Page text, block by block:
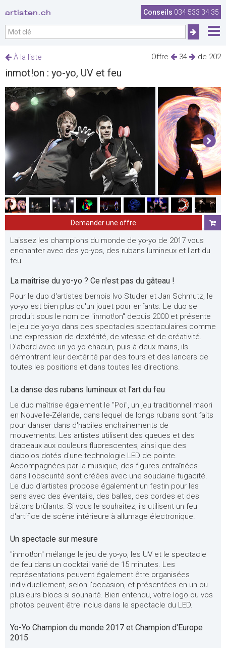
artisten.ch Conseils 034 533 34 35
Offre 34 de 202
À la liste
inmot!on : yo-yo, UV et feu
Demander une offre
Laissez les champions du monde de yo-yo de 2017 vous
enchanter avec des yo-yos, des rubans lumineux et l'art du
feu.
La maîtrise du yo-yo ? Ce n'est pas du gâteau !
Pour le duo d'artistes bernois Ivo Studer et Jan Schmutz, le
yo-yo est bien plus qu'un jouet pour enfants. Le duo se
produit sous le nom de "inmot!on" depuis 2000 et présente
le jeu de yo-yo dans des spectacles spectaculaires comme
une expression de dextérité, de vitesse et de créativité.
D'abord avec un yo-yo chacun, puis à deux mains, ils
démontrent leur dextérité par des tours et des lancers de
toutes les positions et dans toutes les directions.
La danse des rubans lumineux et l'art du feu
Le duo maîtrise également le "Poi", un jeu traditionnel maori
en Nouvelle-Zélande, dans lequel de longs rubans sont faits
pour danser dans d'habiles enchaînements de
mouvements. Les artistes utilisent des queues et des
drapeaux aux couleurs fluorescentes, ainsi que des
diabolos dotés d'une technologie LED de pointe.
Accompagnées par la musique, des figures entraînées
dans l'obscurité sont créées avec une soudaine fugacité.
Le duo d'artistes propose également un festin pour les
sens avec des éventails, des balles, des cordes et des
bâtons brûlants. Si vous le souhaitez, ils utilisent un feu
d'artifice de scène intérieure à allumage électronique.
Un spectacle sur mesure
"inmot!on" mélange le jeu de yo-yo, les UV et le spectacle
de feu dans un cocktail varié de 15 minutes. Les
représentations peuvent également être organisées
individuellement, selon l'occasion, et présentées en un ou
plusieurs blocs si souhaité. Bien entendu, votre logo ou vos
photos peuvent être inclus dans le spectacle du LED.
Yo-Yo Champion du monde 2017 et Champion d'Europe
2015